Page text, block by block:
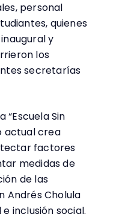
personal
quienes
y
los
secretarías
Sin
actual crea
factores
medidas de
de las
Andrés Cholula
inclusión social.